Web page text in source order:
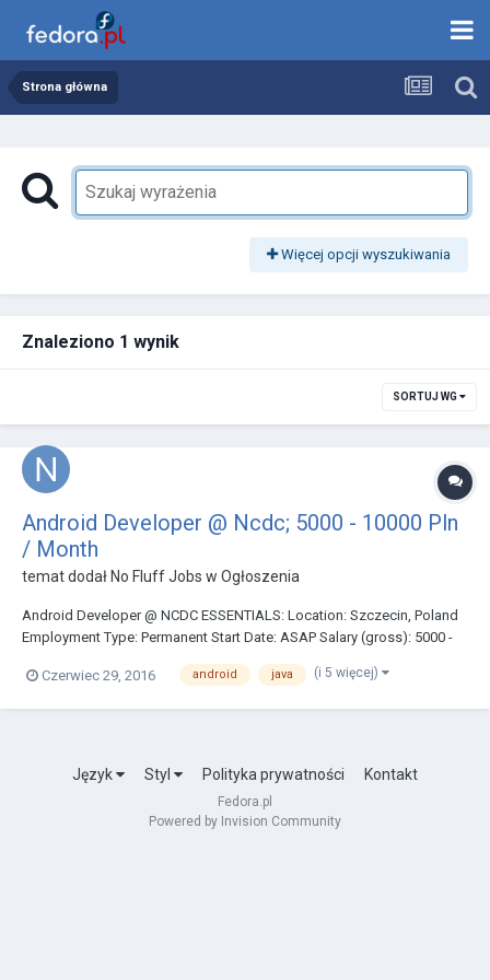
Strona główna
Więcej opcji wyszukiwania
Znaleziono 1 wynik
SORTUJ WG
Android Developer @ Ncdc; 5000 - 10000 Pln
/ Month
temat dodał No Fluff Jobs w Ogłoszenia
Android Developer @ NCDC ESSENTIALS: Location: Szczecin, Poland
Employment Type: Permanent Start Date: ASAP Salary (gross): 5000 -
Project Team Size: 3-4 REQUIREMENTS - MUST HAVE: - Android SDK -
Czerwiec 29, 2016 android java (i 5 więcej)
Język Styl Polityka prywatności Kontakt
Fedora.pl
Powered by Invision Community